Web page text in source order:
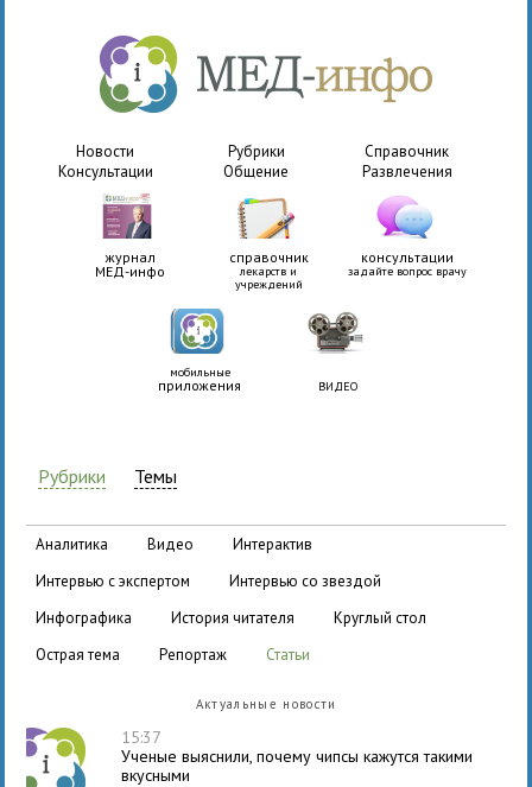
Новости Рубрики
Справочник
Консультации
Общение Развлечения
журнал
МЕД-инфо
справочник
лекарств и
учреждений
консультации
задайте вопрос врачу
мобильные
приложения ВИДЕО
Рубрики Темы
аналитика видео
интерактив
интервью с экспертом
интервью со звездой
инфографика
история читателя
круглый стол
острая тема
репортаж статьи
Актуальные новости
15:37
Ученые выяснили, почему чипсы кажутся такими
вкусными